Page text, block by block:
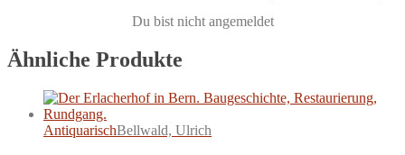
Du bist nicht angemeldet
Ähnliche Produkte
AntiquarischBellwald, Ulrich